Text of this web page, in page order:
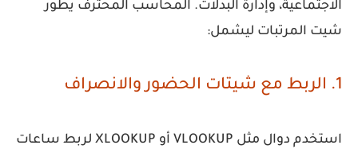
الاجتماعية، وإدارة البدلات. المحاسب المحترف يطور
شيت المرتبات ليشمل:
1. الربط مع شيتات الحضور والانصراف
استخدم دوال مثل VLOOKUP أو XLOOKUP لربط ساعات